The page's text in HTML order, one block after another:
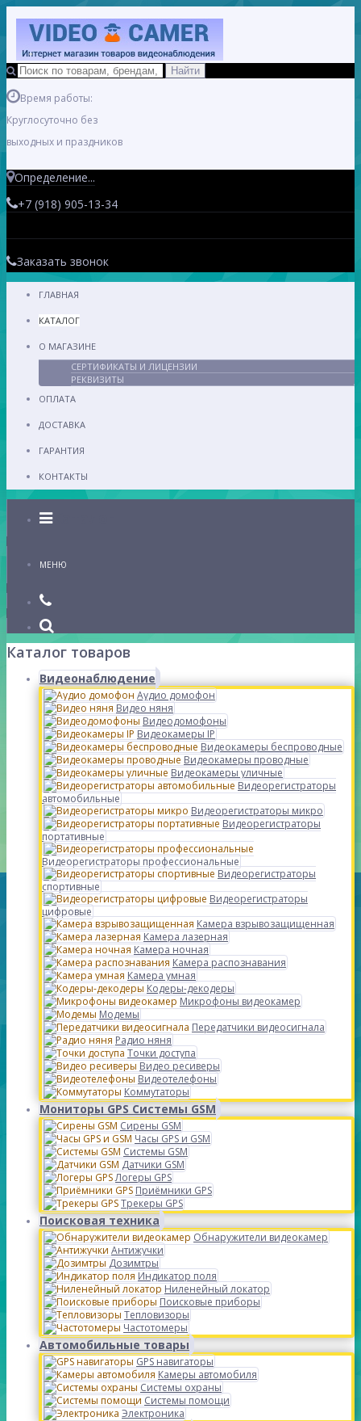
Время работы:
Круглосуточно без
выходных и праздников
Определение...
+7 (918) 905-13-34
Заказать звонок
ГЛАВНАЯ
КАТАЛОГ
О МАГАЗИНЕ
СЕРТИФИКАТЫ И ЛИЦЕНЗИИ
РЕКВИЗИТЫ
ОПЛАТА
ДОСТАВКА
ГАРАНТИЯ
КОНТАКТЫ
Каталог
МЕНЮ
Каталог товаров
Видеонаблюдение
Аудио домофон
Видео няня
Видеодомофоны
Видеокамеры IP
Видеокамеры беспроводные
Видеокамеры проводные
Видеокамеры уличные
Видеорегистраторы
автомобильные
Видеорегистраторы микро
Видеорегистраторы
портативные
Видеорегистраторы профессиональные
Видеорегистраторы
спортивные
Видеорегистраторы
цифровые
Камера взрывозащищенная
Камера лазерная
Камера ночная
Камера распознавания
Камера умная
Кодеры-декодеры
Микрофоны видеокамер
Модемы
Передатчики видеосигнала
Радио няня
Точки доступа
Видео ресиверы
Видеотелефоны
Коммутаторы
Мониторы GPS Системы GSM
Сирены GSM
Часы GPS и GSM
Системы GSM
Датчики GSM
Логеры GPS
Приёмники GPS
Трекеры GPS
Поисковая техника
Обнаружители видеокамер
Антижучки
Дозимтры
Индикатор поля
Ниленейный локатор
Поисковые приборы
Тепловизоры
Частотомеры
Автомобильные товары
GPS навигаторы
Камеры автомобиля
Системы охраны
Системы помощи
Электроника